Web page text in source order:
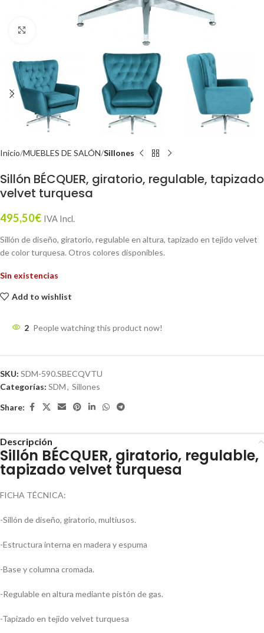
Inicio MUEBLES DE SALÓN Sillones
Sillón BÉCQUER, giratorio, regulable, tapizado
velvet turquesa
495,50€ IVA Incl.
Sillón de diseño, giratorio, regulable en altura, tapizado en tejido velvet
de color turquesa. Otros colores disponibles.
Sin existencias
Add to wishlist
2 People watching this product now!
SKU: SDM-590.SBECQVTU
Categorías: SDM, Sillones
Share:
Descripción
Sillón BÉCQUER, giratorio, regulable,
tapizado velvet turquesa
FICHA TÉCNICA:
-Sillón de diseño, giratorio, multiusos.
-Estructura interna en madera y espuma
-Base y columna cromada.
-Regulable en altura mediante pistón de gas.
-Tapizado en tejido velvet turquesa